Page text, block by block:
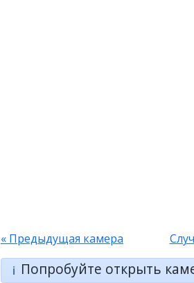
« Предыдущая камера
ℹ️ Попробуйте открыть